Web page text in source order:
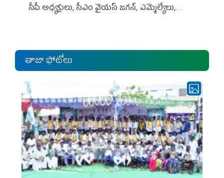
సీపీ అధ్య‌క్షులు, సీఎం వైయ‌స్ జ‌గ‌న్, ఎమ్మెల్యేలు,
తాజా ఫోటోలు